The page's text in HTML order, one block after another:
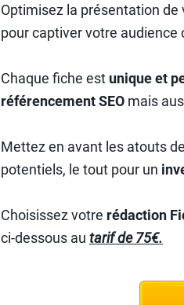
Optimisez la présentation
pour captiver votre audience
Chaque fiche est unique et
référencement SEO mais
Mettez en avant les atouts
potentiels, le tout pour un
Choisissez votre rédaction
ci-dessous au tarif de 75€.